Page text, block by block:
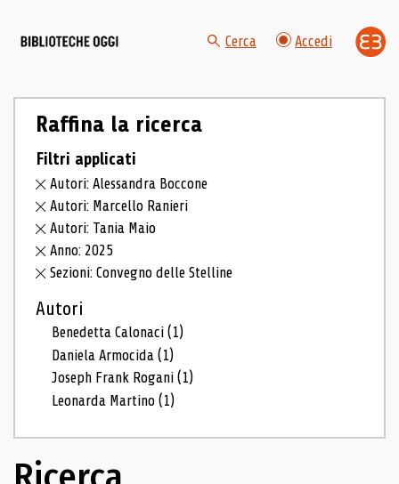
Cerca Accedi
Raffina la ricerca
Filtri applicati
Autori: Alessandra Boccone
Autori: Marcello Ranieri
Autori: Tania Maio
Anno: 2025
Sezioni: Convegno delle Stelline
Autori
Benedetta Calonaci(1)
Daniela Armocida(1)
Joseph Frank Rogani(1)
Leonarda Martino(1)